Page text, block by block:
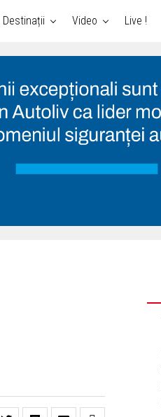
Destinații Video Live !